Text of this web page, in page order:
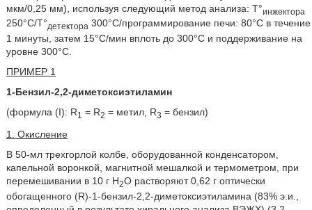
мкм/0,25 мм), используя следующий метод анализа: Т°инжектора
250°С/Т°детектора 300°С/программирование печи: 80°С в течение
1 минуты, затем 15°С/мин вплоть до 300°С и поддерживание на
уровне 300°С.
ПРИМЕР 1
1-Бензил-2,2-диметоксиэтиламин
(формула (I): R1 = R2 = метил, R3 = бензил)
1. Окисление
В 50-мл трехгорлой колбе, оборудованной конденсатором,
капельной воронкой, магнитной мешалкой и термометром, при
перемешивании в 10 г Н2О растворяют 0,62 г оптически
обогащенного (R)-1-бензил-2,2-диметоксиэтиламина (83% э.и.,